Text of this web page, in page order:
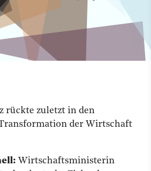
rückte zuletzt in den
der Wirtschaft
Wirtschaftsministerin